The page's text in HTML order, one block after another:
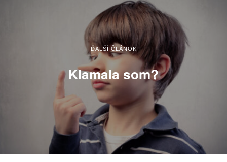
ĎALŠÍ ČLÁNOK
Klamala som?